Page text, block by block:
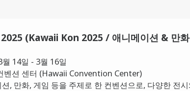
(Kawaii Kon 2025 / 애니메이션 & 만
14일 - 3월 16일
벤션 센터 (Hawaii Convention Center)
, 만화, 게임 등을 주제로 한 컨벤션으로, 다양한 전